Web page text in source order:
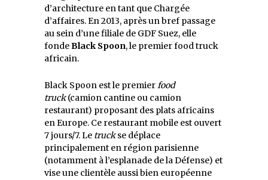
d’architecture en tant que Chargée
d’affaires. En 2013, après un bref passage
au sein d’une filiale de GDF Suez, elle
fondeBlack Spoon, le premier food truck
africain.
Black Spoon est le premierfood
truck(camion cantine ou camion
restaurant) proposant des plats africains
en Europe. Ce restaurant mobile est ouvert
7 jours/7. Le truckse déplace
principalement en région parisienne
(notamment à l’esplanade de la Défense) et
vise une clientèle aussi bien européenne